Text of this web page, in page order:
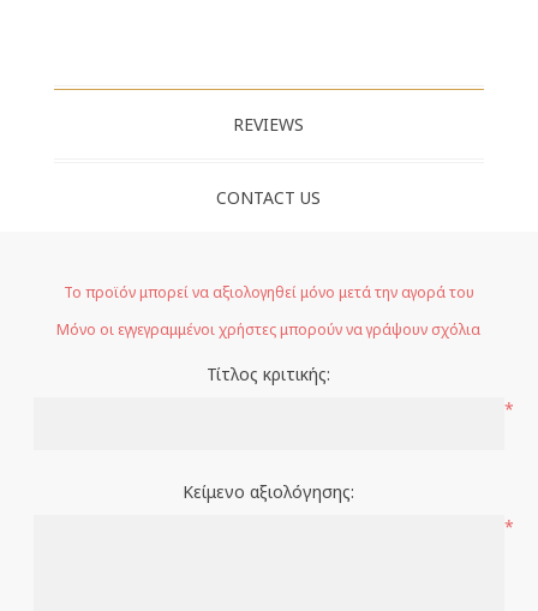
REVIEWS
CONTACT US
Το προϊόν μπορεί να αξιολογηθεί μόνο μετά την αγορά του
Μόνο οι εγγεγραμμένοι χρήστες μπορούν να γράψουν σχόλια
Τίτλος κριτικής:
*
Κείμενο αξιολόγησης:
*